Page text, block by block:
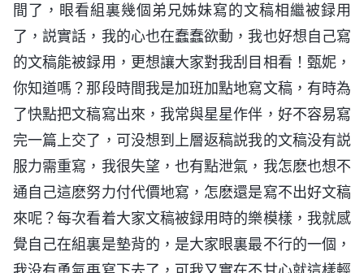
間了，眼看組裏幾個弟兄姊妹寫的文稿相繼被録用
了，説實話，我的心也在蠢蠢欲動，我也好想自己寫
的文稿能被録用，更想讓大家對我刮目相看！甄妮，
你知道嗎？那段時間我是加班加點地寫文稿，有時為
了快點把文稿寫出來，我常與星星作伴，好不容易寫
完一篇上交了，可没想到上層返稿説我的文稿没有説
服力需重寫，我很失望，也有點泄氣，我怎麽也想不
通自己這麽努力付代價地寫，怎麽還是寫不出好文稿
來呢？每次看着大家文稿被録用時的樂模樣，我就感
覺自己在組裏是墊背的，是大家眼裏最不行的一個，